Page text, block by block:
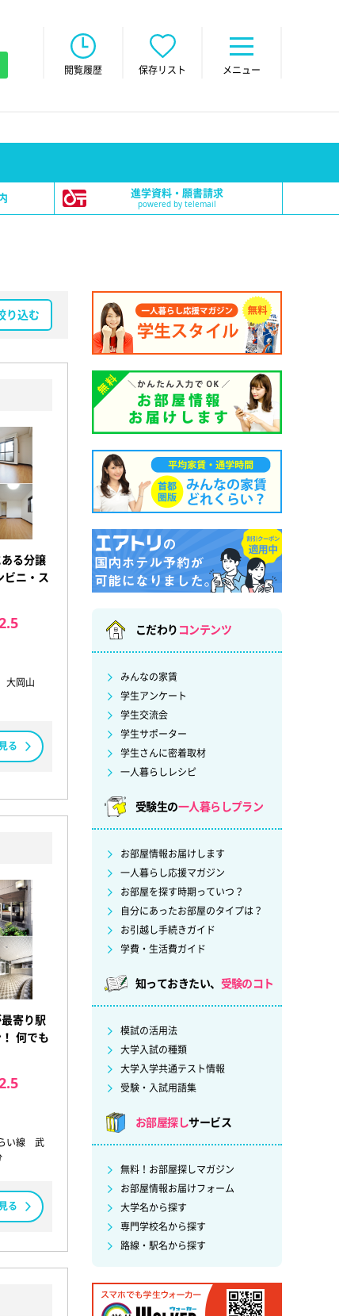
閲覧履歴 保存リスト メニュー
進学資料・願書請求
powered by telemail
り込む
る分譲
ニ・ス
大岡山
る
寄り駅
何でも
い線 武
る
こだわり コンテンツ
みんなの家賃
学生アンケート
学生交流会
学生サポーター
学生さんに密着取材
一人暮らしレシピ
受験生の一人暮らしプラン
お部屋情報お届けします
一人暮らし応援マガジン
お部屋を探す時期っていつ？
自分にあったお部屋のタイプは？
お引越し手続きガイド
学費・生活費ガイド
知っておきたい、 受験のコト
模試の活用法
大学入試の種類
大学入学共通テスト情報
受験・入試用語集
お部屋探しサービス
無料！お部屋探しマガジン
お部屋情報お届けフォーム
大学名から探す
専門学校名から探す
路線・駅名から探す